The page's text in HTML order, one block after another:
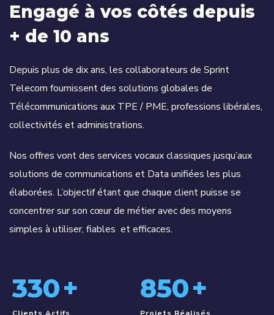
Engagé à vos côtés depuis
+ de 10 ans
Depuis plus de dix ans, les collaborateurs de Sprint
Telecom fournissent des solutions globales de
Télécommunications aux TPE / PME, professions libérales,
collectivités et administrations.
Nos offres vont des services vocaux classiques jusqu’aux
solutions de communications et Data unifiées les plus
élaborées. L’objectif étant que chaque client puisse se
concentrer sur son cœur de métier avec des moyens
simples à utiliser, fiables et efficaces.
330+
Clients Actifs
850+
Projets Réalisés